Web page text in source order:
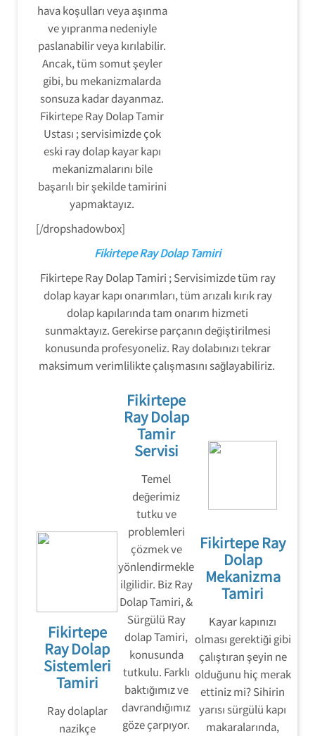
hava koşulları veya aşınma
ve yıpranma nedeniyle
paslanabilir veya kırılabilir.
Ancak, tüm somut şeyler
gibi, bu mekanizmalarda
sonsuza kadar dayanmaz.
Fikirtepe Ray Dolap Tamir
Ustası ; servisimizde çok
eski ray dolap kayar kapı
mekanizmalarını bile
başarılı bir şekilde tamirini
yapmaktayız.
[/dropshadowbox]
Fikirtepe Ray Dolap Tamiri
Fikirtepe Ray Dolap Tamiri ; Servisimizde tüm ray
dolap kayar kapı onarımları, tüm arızalı kırık ray
dolap kapılarında tam onarım hizmeti
sunmaktayız. Gerekirse parçanın değiştirilmesi
konusunda profesyoneliz. Ray dolabınızı tekrar
maksimum verimlilikte çalışmasını sağlayabiliriz.
Fikirtepe
Ray Dolap
Sistemleri
Tamiri
Ray dolaplar
nazikçe
Fikirtepe
Ray Dolap
Tamir
Servisi
Temel
değerimiz
tutku ve
problemleri
çözmek ve
yönlendirmekle
ilgilidir. Biz Ray
Dolap Tamiri, &
Sürgülü Ray
dolap Tamiri,
konusunda
tutkulu. Farklı
baktığımız ve
davrandığımız
göze çarpıyor.
Fikirtepe Ray
Dolap
Mekanizma
Tamiri
Kayar kapınızı
olması gerektiği gibi
çalıştıran şeyin ne
olduğunu hiç merak
ettiniz mi? Sihirin
yarısı sürgülü kapı
makaralarında,